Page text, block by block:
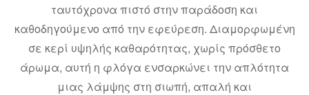
ταυτόχρονα πιστό στην παράδοση και
καθοδηγούμενο από την εφεύρεση. Διαμορφωμένη
σε κερί υψηλής καθαρότητας, χωρίς πρόσθετο
άρωμα, αυτή η φλόγα ενσαρκώνει την απλότητα
μιας λάμψης στη σιωπή, απαλή και